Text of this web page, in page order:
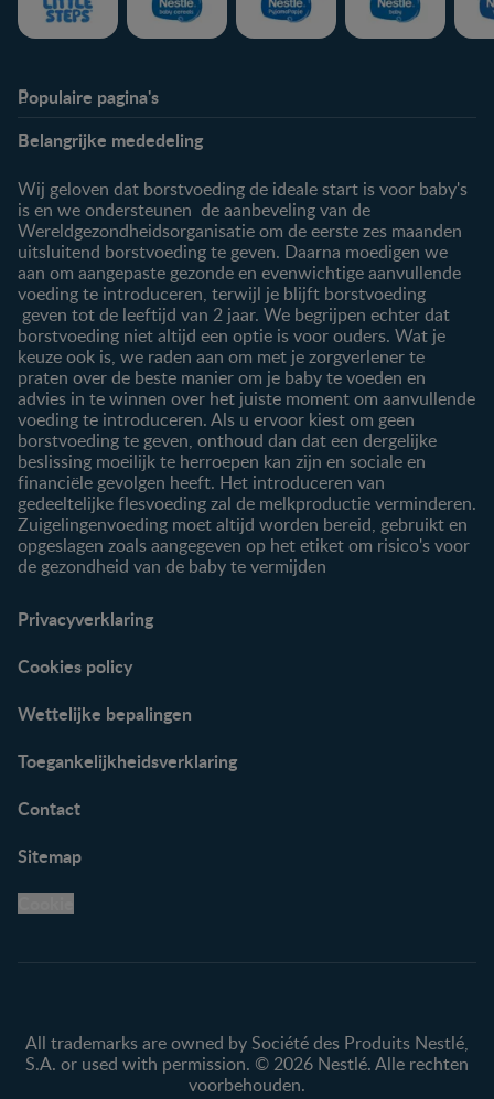
Populaire pagina's
Veelgestelde vragen
Over ons
Contact
Inloggen / inschrijven
Producten
Onze producten
Belangrijke mededeling
Wij geloven dat borstvoeding de ideale start is voor baby's
is en we ondersteunen de aanbeveling van de
Wereldgezondheidsorganisatie om de eerste zes maanden
uitsluitend borstvoeding te geven. Daarna moedigen we
aan om aangepaste gezonde en evenwichtige aanvullende
voeding te introduceren, terwijl je blijft borstvoeding
geven tot de leeftijd van 2 jaar. We begrijpen echter dat
borstvoeding niet altijd een optie is voor ouders. Wat je
keuze ook is, we raden aan om met je zorgverlener te
praten over de beste manier om je baby te voeden en
advies in te winnen over het juiste moment om aanvullende
voeding te introduceren. Als u ervoor kiest om geen
borstvoeding te geven, onthoud dan dat een dergelijke
beslissing moeilijk te herroepen kan zijn en sociale en
financiële gevolgen heeft. Het introduceren van
gedeeltelijke flesvoeding zal de melkproductie verminderen.
Zuigelingenvoeding moet altijd worden bereid, gebruikt en
opgeslagen zoals aangegeven op het etiket om risico's voor
de gezondheid van de baby te vermijden
Privacyverklaring
Cookies policy
Wettelijke bepalingen
Toegankelijkheidsverklaring
Contact
Sitemap
All trademarks are owned by Société des Produits Nestlé,
S.A. or used with permission. © 2026 Nestlé. Alle rechten
voorbehouden.